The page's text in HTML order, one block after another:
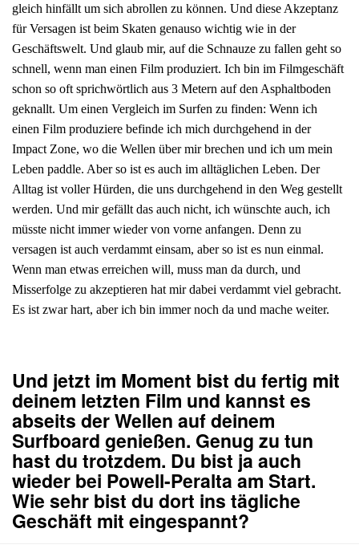
gleich hinfällt um sich abrollen zu können. Und diese Akzeptanz
für Versagen ist beim Skaten genauso wichtig wie in der
Geschäftswelt. Und glaub mir, auf die Schnauze zu fallen geht so
schnell, wenn man einen Film produziert. Ich bin im Filmgeschäft
schon so oft sprichwörtlich aus 3 Metern auf den Asphaltboden
geknallt. Um einen Vergleich im Surfen zu finden: Wenn ich
einen Film produziere befinde ich mich durchgehend in der
Impact Zone, wo die Wellen über mir brechen und ich um mein
Leben paddle. Aber so ist es auch im alltäglichen Leben. Der
Alltag ist voller Hürden, die uns durchgehend in den Weg gestellt
werden. Und mir gefällt das auch nicht, ich wünschte auch, ich
müsste nicht immer wieder von vorne anfangen. Denn zu
versagen ist auch verdammt einsam, aber so ist es nun einmal.
Wenn man etwas erreichen will, muss man da durch, und
Misserfolge zu akzeptieren hat mir dabei verdammt viel gebracht.
Es ist zwar hart, aber ich bin immer noch da und mache weiter.
Und jetzt im Moment bist du fertig mit
deinem letzten Film und kannst es
abseits der Wellen auf deinem
Surfboard genießen. Genug zu tun
hast du trotzdem. Du bist ja auch
wieder bei Powell-Peralta am Start.
Wie sehr bist du dort ins tägliche
Geschäft mit eingespannt?